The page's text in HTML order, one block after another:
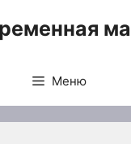
Меню